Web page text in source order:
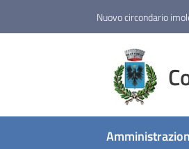
Nuovo circondario